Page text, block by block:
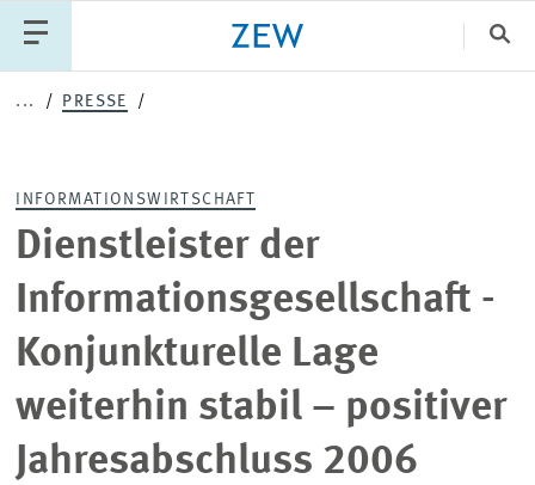
PUBLIKATIONEN PROJEKTE
VERANSTALTUNGEN
... PRESSE
Dienstleister der
Informationsgesellschaft -
Konjunkturelle Lage
weiterhin stabil – positiver
Jahresabschluss 2006
INFORMATIONSWIRTSCHAFT